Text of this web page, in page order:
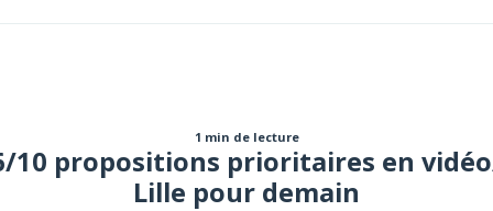
1 min de lecture
10 propositions prioritaires en
Lille pour demain